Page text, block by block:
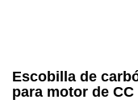
Escobilla de
para motor de CC